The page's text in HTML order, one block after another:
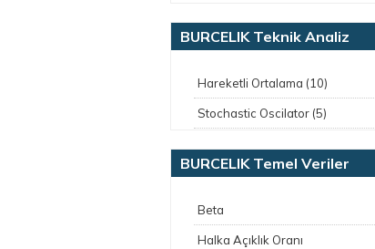
BURCELIK Teknik Analiz
Hareketli Ortalama (10)
Stochastic Oscilator (5)
BURCELIK Temel Veriler
Beta
Halka Açıklık Oranı